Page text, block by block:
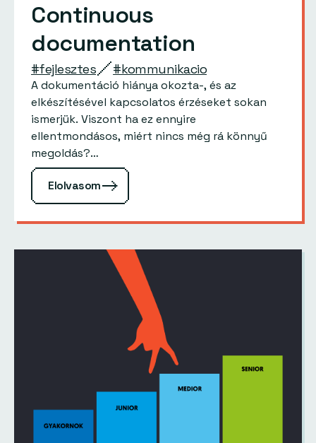
Continuous
documentation
#fejlesztes #kommunikacio
A dokumentáció hiánya okozta-, és az
elkészítésével kapcsolatos érzéseket sokan
ismerjük. Viszont ha ez ennyire
ellentmondásos, miért nincs még rá könnyű
megoldás?…
Elolvasom